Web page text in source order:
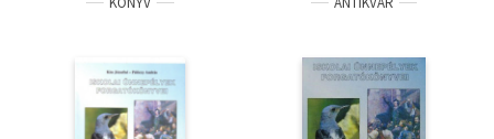
Tankönyv, segédkönyv
Természettudomány